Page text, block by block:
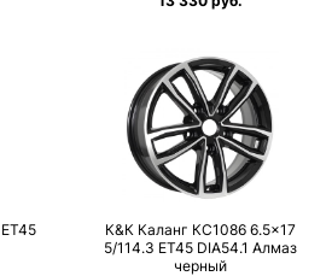
К&К Каланг КС1086 6.5×17
5/114.3 ET45 DIA54.1 Алмаз
черный